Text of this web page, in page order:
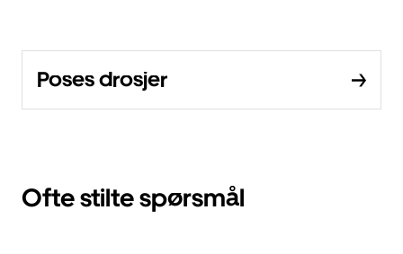
Poses drosjer
Ofte stilte spørsmål